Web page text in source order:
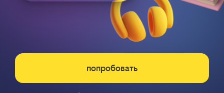
попробовать